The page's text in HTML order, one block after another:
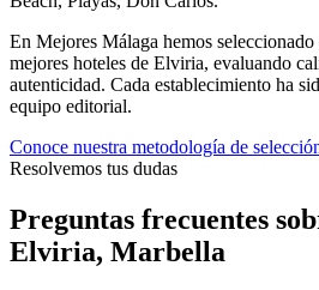
En Mejores Málaga hemos
mejores hoteles de Elviria, evaluando
autenticidad. Cada establecimiento ha
equipo editorial.
Conoce nuestra metodología de
Resolvemos tus dudas
Preguntas frecuentes
Elviria, Marbella